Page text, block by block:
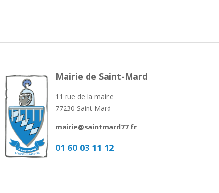
Mairie de Saint-Mard
11 rue de la mairie
77230 Saint Mard
mairie@saintmard77.fr
01 60 03 11 12